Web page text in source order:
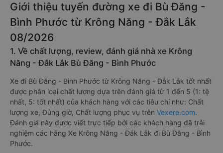
Giới thiệu tuyến đường xe đi Bù Đăng -
Bình Phước từ Krông Năng - Đắk Lắk
08/2026
1. Về chất lượng, review, đánh giá nhà xe Krông
Năng - Đắk Lắk Bù Đăng - Bình Phước
Xe đi Bù Đăng - Bình Phước từ Krông Năng - Đắk Lắk tốt nhất
được phân loại chất lượng dựa trên đánh giá từ 1 đến 5 (1: tệ
nhất, 5: tốt nhất) của khách hàng với các tiêu chí như: Chất
lượng xe, Đúng giờ, Chất lượng phục vụ trên Vexere.com.
Đánh giá này được viết trực tiếp bởi các khách hàng đã trải
nghiệm các hãng Xe Krông Năng - Đắk Lắk đi Bù Đăng - Bình
Phước.